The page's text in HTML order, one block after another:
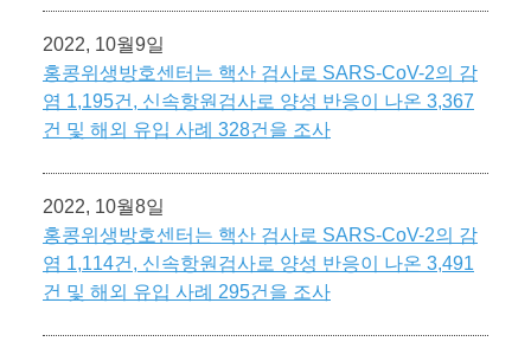
2022, 10월9일
홍콩위생방호센터는 핵산 검사로 SARS-CoV-2의 감
염 1,195건, 신속항원검사로 양성 반응이 나온 3,367
건 및 해외 유입 사례 328건을 조사
2022, 10월8일
홍콩위생방호센터는 핵산 검사로 SARS-CoV-2의 감
염 1,114건, 신속항원검사로 양성 반응이 나온 3,491
건 및 해외 유입 사례 295건을 조사